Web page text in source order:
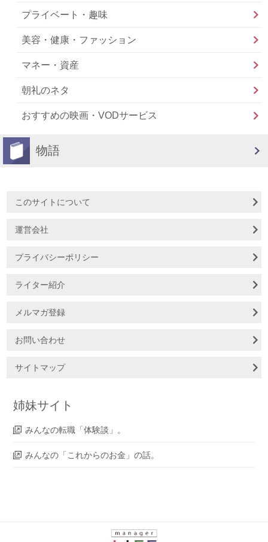
プライベート・趣味
美容・健康・ファッション
マネー・資産
朝礼のネタ
おすすめの映画・VODサービス
物語
このサイトについて
運営会社
プライバシーポリシー
ライター紹介
メルマガ登録
お問い合わせ
サイトマップ
姉妹サイト
みんなの転職「体験談」。
みんなの「これからのお金」の話。